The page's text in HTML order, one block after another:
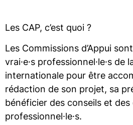
Les CAP, c’est quoi ?
Les Commissions d’Appui
vrai·e·s professionnel·le·s de
internationale pour être
rédaction de son projet, sa
bénéficier des conseils et
professionnel·le·s.